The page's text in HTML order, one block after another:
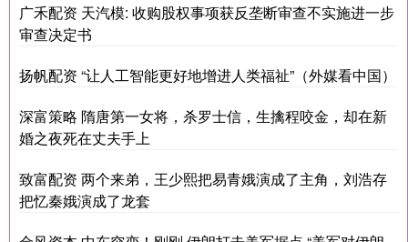
广禾配资 天汽模: 收购股权事项获反垄断审查不实施进一步
审查决定书
扬帆配资 “让人工智能更好地增进人类福祉”（外媒看中国）
深富策略 隋唐第一女将，杀罗士信，生擒程咬金，却在新
婚之夜死在丈夫手上
致富配资 两个来弟，王少熙把易青娥演成了主角，刘浩存
把忆秦娥演成了龙套